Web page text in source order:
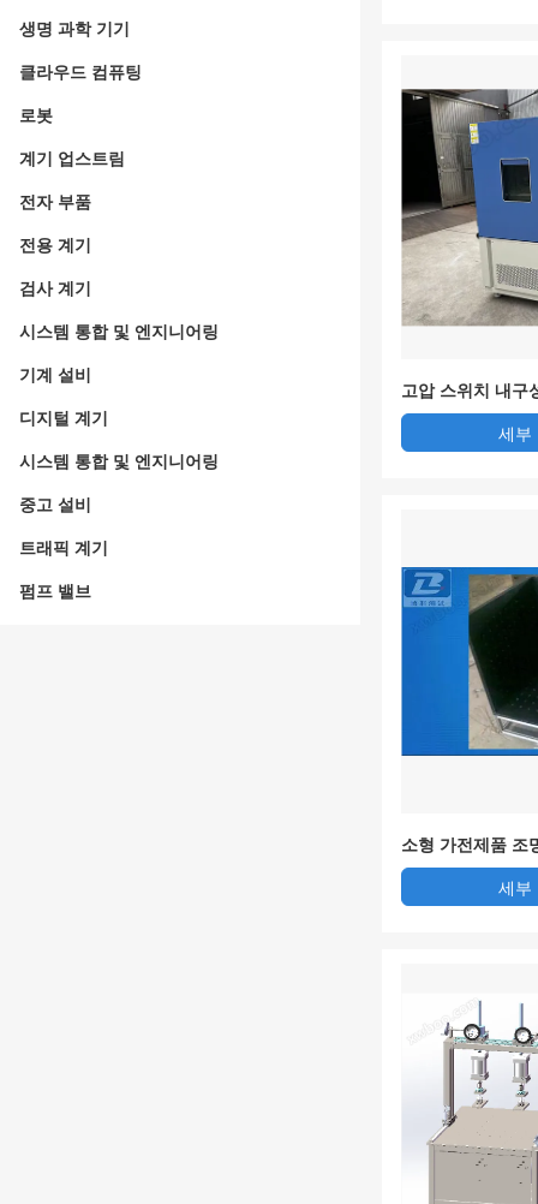
생명 과학 기기
클라우드 컴퓨팅
로봇
계기 업스트림
전자 부품
전용 계기
검사 계기
시스템 통합 및 엔지니어링
기계 설비
디지털 계기
시스템 통합 및 엔지니어링
중고 설비
트래픽 계기
펌프 밸브
고압 스위치 내구
비트)
세부
소형 가전제품 조
도
세부